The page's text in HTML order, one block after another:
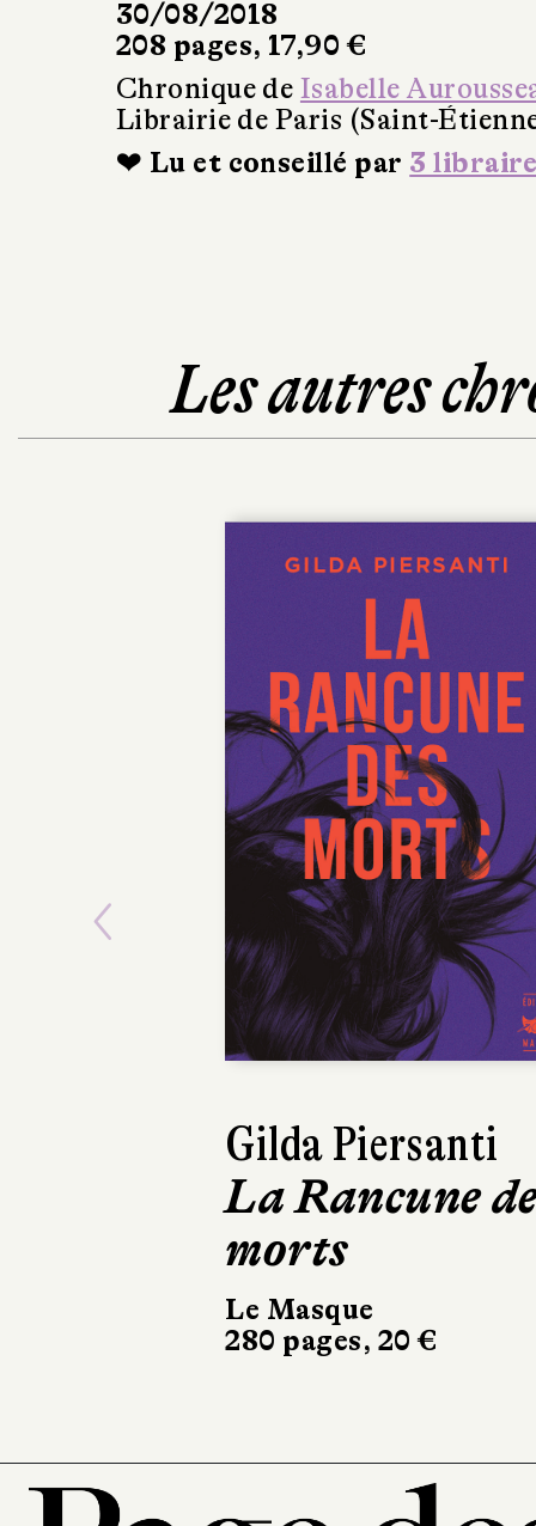
30/08/2018
208 pages, 17,90 €
Chronique de Isabelle
Librairie de Paris (Saint-
❤ Lu et conseillé par 3
Les autres
Dinaw Mengestu
Quelqu’un
comme nous
Albin Michel
336 pages, 21,90 €
Previous